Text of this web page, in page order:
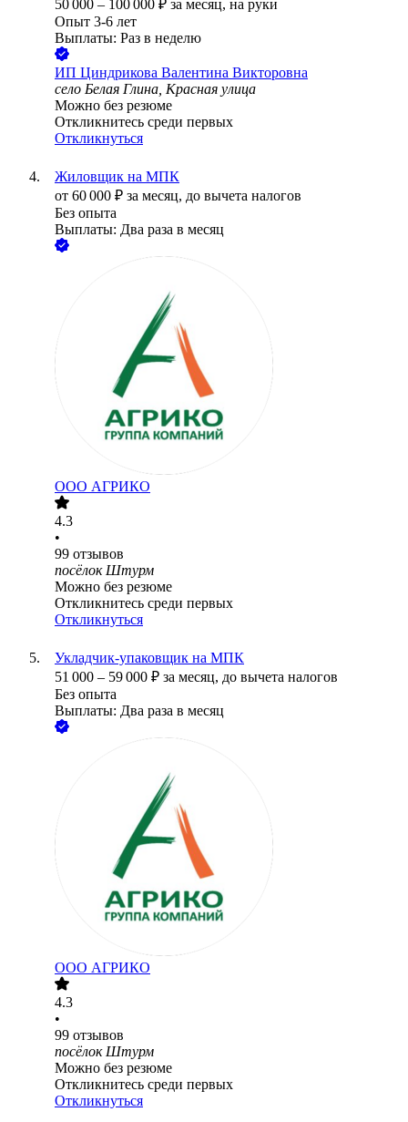
50 000 – 100 000 ₽ за месяц, на руки
Опыт 3-6 лет
Выплаты: Раз в неделю
ИП Циндрикова Валентина Викторовна
село Белая Глина, Красная улица
Можно без резюме
Откликнитесь среди первых
Откликнуться
Жиловщик на МПК
от 60 000 ₽ за месяц, до вычета налогов
Без опыта
Выплаты: Два раза в месяц
ООО АГРИКО
4.3
•
99 отзывов
посёлок Штурм
Можно без резюме
Откликнитесь среди первых
Откликнуться
Укладчик-упаковщик на МПК
51 000 – 59 000 ₽ за месяц, до вычета налогов
Без опыта
Выплаты: Два раза в месяц
ООО АГРИКО
4.3
•
99 отзывов
посёлок Штурм
Можно без резюме
Откликнитесь среди первых
Откликнуться